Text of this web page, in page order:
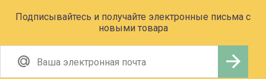
Подписывайтесь и получайте электронные письма с
новыми товара